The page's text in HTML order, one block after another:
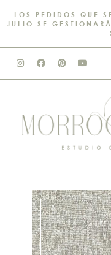
LOS PEDIDOS QUE
JULIO SE